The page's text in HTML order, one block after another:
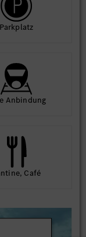
Park­platz
An­bindung
Café